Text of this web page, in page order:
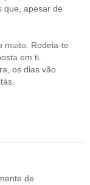
que, apesar de
muito. Rodeia-te
em ti.
os dias vão
de